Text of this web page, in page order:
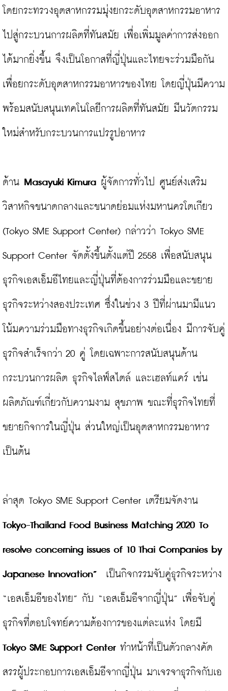
โดยกระทรวงอุตสาหกรรมมุ่งยกระดับอุตสาหกรรมอาหาร
ไปสู่กระบวนการผลิตที่ทันสมัย เพื่อเพิ่มมูลค่าการส่งออก
ได้มากยิ่งขึ้น จึงเป็นโอกาสที่ญี่ปุ่นและไทยจะร่วมมือกัน
เพื่อยกระดับอุตสาหกรรมอาหารของไทย โดยญี่ปุ่นมีความ
พร้อมสนับสนุนเทคโนโลยีการผลิตที่ทันสมัย มีนวัตกรรม
ใหม่สำหรับกระบวนการแปรรูปอาหาร
ด้าน Masayuki Kimura ผู้จัดการทั่วไป ศูนย์ส่งเสริม
วิสาหกิจขนาดกลางและขนาดย่อมแห่งมหานครโตเกียว
(Tokyo SME Support Center) กล่าวว่า Tokyo SME
Support Center จัดตั้งขึ้นตั้งแต่ปี 2558 เพื่อสนับสนุน
ธุรกิจเอสเอ็มอีไทยและญี่ปุ่นที่ต้องการร่วมมือและขยาย
ธุรกิจระหว่างสองประเทศ ซึ่งในช่วง 3 ปีที่ผ่านมามีแนว
โน้มความร่วมมือทางธุรกิจเกิดขึ้นอย่างต่อเนื่อง มีการจับคู่
ธุรกิจสำเร็จกว่า 20 คู่ โดยเฉพาะการสนับสนุนด้าน
กระบวนการผลิต ธุรกิจไลฟ์สไตล์ และเฮลท์แคร์ เช่น
ผลิตภัณฑ์เกี่ยวกับความงาม สุขภาพ ขณะที่ธุรกิจไทยที่
ขยายกิจการในญี่ปุ่น ส่วนใหญ่เป็นอุตสาหกรรมอาหาร
เป็นต้น
Tokyo-Thailand Food Business Matching 2020 To
resolve concerning issues of 10 Thai Companies by
Japanese Innovation” เป็นกิจกรรมจับคู่ธุรกิจระหว่าง
“เอสเอ็มอีของไทย” กับ “เอสเอ็มอีจากญี่ปุ่น” เพื่อจับคู่
Tokyo SME Support Center ทำหน้าที่เป็นตัวกลางคัด
สรรผู้ประกอบการเอสเอ็มอีจากญี่ปุ่น มาเจรจาธุรกิจกับเอ